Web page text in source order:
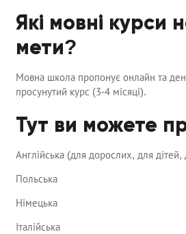
Які мовні курси
мети?
Мовна школа пропонує онлайн та
просунутий курс (3-4 місяці).
Тут ви можете
Англійська (для дорослих, для дітей,
Польська
Німецька
Італійська